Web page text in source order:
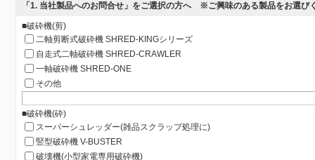
「1. 当社製品へのお問合せ」をご選択の方へ ※ご興味のある製品をお選び
■破砕機(剪)
二軸剪断式破砕機 SHRED-KINGシリーズ
自走式二軸破砕機 SHRED-CRAWLER
一軸破砕機 SHRED-ONE
その他
■破砕機(砕)
スーパーシュレッダー(雑品スクラップ処理に)
竪型破砕機 V-BUSTER
破壊機(小型家電専用破砕機)